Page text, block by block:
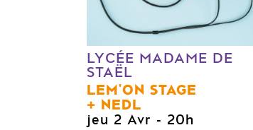
LYCÉE MADAME DE
STAËL
LEM'ON STAGE
NEDL
jeu 2 Avr - 20h